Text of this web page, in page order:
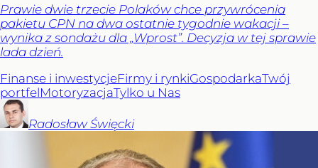
Prawie dwie trzecie Polaków chce przywrócenia
pakietu CPN na dwa ostatnie tygodnie wakacji –
wynika z sondażu dla „Wprost”. Decyzja w tej sprawie
lada dzień.
Finanse i inwestycjeFirmy i rynkiGospodarkaTwój
portfelMotoryzacjaTylko u Nas
Radosław Święcki